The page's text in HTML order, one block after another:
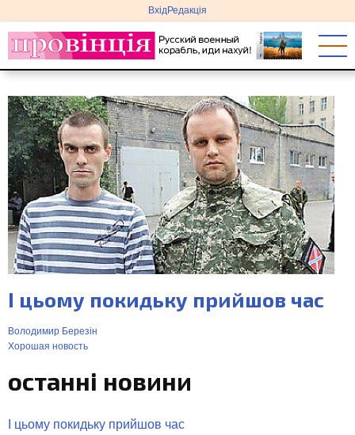
до
основного
вмісту
меню
облікового
запису
користувача
ВхідРедакція
І цьому покидьку прийшов час
Володимир Березін
Хорошая новость
останні новини
І цьому покидьку прийшов час